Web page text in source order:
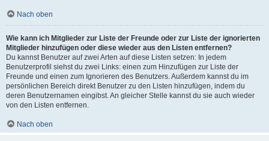
Nach oben
Wie kann ich Mitglieder zur Liste der Freunde oder zur Liste der ignorierten
Mitglieder hinzufügen oder diese wieder aus den Listen entfernen?
Du kannst Benutzer auf zwei Arten auf diese Listen setzen: In jedem
Benutzerprofil siehst du zwei Links: einen zum Hinzufügen zur Liste der
Freunde und einen zum Ignorieren des Benutzers. Außerdem kannst du im
persönlichen Bereich direkt Benutzer zu den Listen hinzufügen, indem du
deren Benutzernamen eingibst. An gleicher Stelle kannst du sie auch wieder
von den Listen entfernen.
Nach oben